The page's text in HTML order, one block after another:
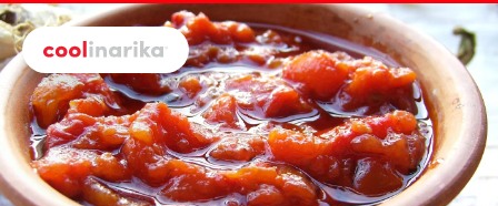
Preskoči na glavni sadržaj